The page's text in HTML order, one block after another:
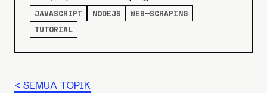
JAVASCRIPT NODEJS WEB-SCRAPING
TUTORIAL
< SEMUA TOPIK